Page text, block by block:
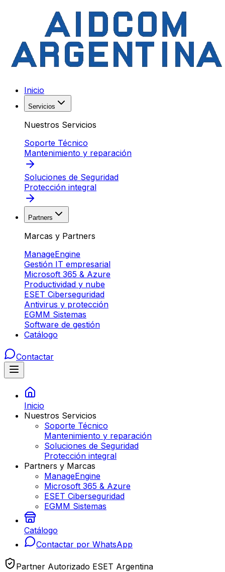
Inicio
Servicios
Nuestros Servicios
Soporte Técnico
Mantenimiento y reparación
Soluciones de Seguridad
Protección integral
Partners
Marcas y Partners
ManageEngine
Gestión IT empresarial
Microsoft 365 & Azure
Productividad y nube
ESET Ciberseguridad
Antivirus y protección
EGMM Sistemas
Software de gestión
Catálogo
Contactar
Inicio
Nuestros Servicios
Soporte Técnico
Mantenimiento y reparación
Soluciones de Seguridad
Protección integral
Partners y Marcas
ManageEngine
Microsoft 365 & Azure
ESET Ciberseguridad
EGMM Sistemas
Catálogo
Contactar por WhatsApp
Partner Autorizado ESET Argentina